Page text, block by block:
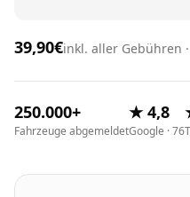
39,90€inkl. aller Gebühren
250.000+
Fahrzeuge abgemeldet
★ 4,8
Google · 76